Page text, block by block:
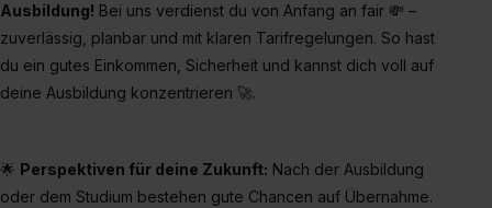
Ausbildung! Bei uns verdienst du von Anfang an fair 💸 –
zuverlässig, planbar und mit klaren Tarifregelungen. So hast
du ein gutes Einkommen, Sicherheit und kannst dich voll auf
deine Ausbildung konzentrieren 🚀.
🌟 Perspektiven für deine Zukunft: Nach der Ausbildung
oder dem Studium bestehen gute Chancen auf Übernahme.